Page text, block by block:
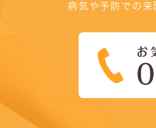
病気や予防での